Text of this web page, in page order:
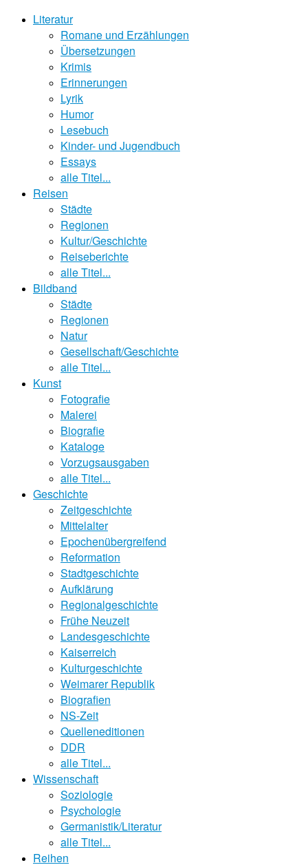
Literatur
Romane und Erzählungen
Übersetzungen
Krimis
Erinnerungen
Lyrik
Humor
Lesebuch
Kinder- und Jugendbuch
Essays
alle Titel...
Reisen
Städte
Regionen
Kultur/Geschichte
Reiseberichte
alle Titel...
Bildband
Städte
Regionen
Natur
Gesellschaft/Geschichte
alle Titel...
Kunst
Fotografie
Malerei
Biografie
Kataloge
Vorzugsausgaben
alle Titel...
Geschichte
Zeitgeschichte
Mittelalter
Epochenübergreifend
Reformation
Stadtgeschichte
Aufklärung
Regionalgeschichte
Frühe Neuzeit
Landesgeschichte
Kaiserreich
Kulturgeschichte
Weimarer Republik
Biografien
NS-Zeit
Quelleneditionen
DDR
alle Titel...
Wissenschaft
Soziologie
Psychologie
Germanistik/Literatur
alle Titel...
Reihen